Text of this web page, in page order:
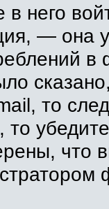
в него
— она
то
то
что